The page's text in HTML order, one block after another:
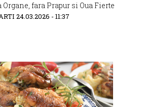
Organe, fara Prapur si Oua Fierte
24.03.2026 - 11:37